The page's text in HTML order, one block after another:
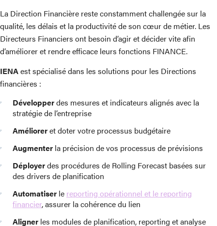
La Direction Financière reste constamment challengée sur la
qualité, les délais et la productivité de son cœur de métier. Les
Directeurs Financiers ont besoin d’agir et décider vite afin
d’améliorer et rendre efficace leurs fonctions FINANCE.
IENAest spécialisé dans les solutions pour les Directions
financières :
Développerdes mesures et indicateurs alignés avec la
stratégie de l’entreprise
Amélioreret doter votre processus budgétaire
Augmenter la précision de vos processus de prévisions
Déployerdes procédures de Rolling Forecast basées sur
des drivers de planification
Automatiser le reporting opérationnel et le reporting
financier, assurer la cohérence du lien
Aligner les modules de planification, reporting et analyse